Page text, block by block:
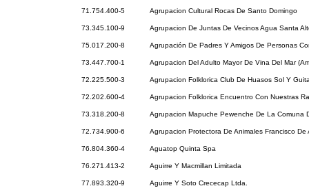
71.754.400-5 Agrupacion Cultural Rocas De Santo Domingo
73.345.100-9 Agrupacion De Juntas De Vecinos Agua Santa
75.017.200-8 Agrupación De Padres Y Amigos De Personas
73.447.700-1 Agrupacion Del Adulto Mayor De Vina Del Mar
72.225.500-3 Agrupacion Folklorica Club De Huasos Sol Y
72.202.600-4 Agrupacion Folklorica Encuentro Con Nuestras
73.318.200-8 Agrupacion Mapuche Pewenche De La Comuna
72.734.900-6 Agrupacion Protectora De Animales Francisco De
76.804.360-4 Aguatop Quinta Spa
76.271.413-2 Aguirre Y Macmillan Limitada
77.893.320-9 Aguirre Y Soto Crececap Ltda.